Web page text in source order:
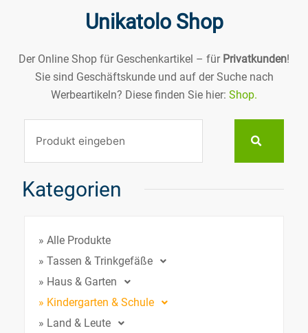
Unikatolo Shop
Der Online Shop für Geschenkartikel – für Privatkunden!
Sie sind Geschäftskunde und auf der Suche nach
Werbeartikeln? Diese finden Sie hier: Shop.
Kategorien
» Alle Produkte
» Tassen & Trinkgefäße
» Haus & Garten
» Kindergarten & Schule
» Land & Leute